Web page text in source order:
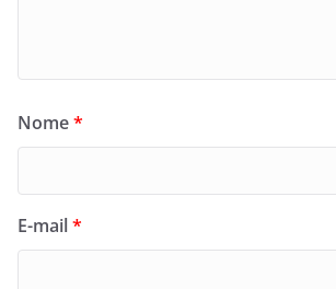
Nome*
E-mail*